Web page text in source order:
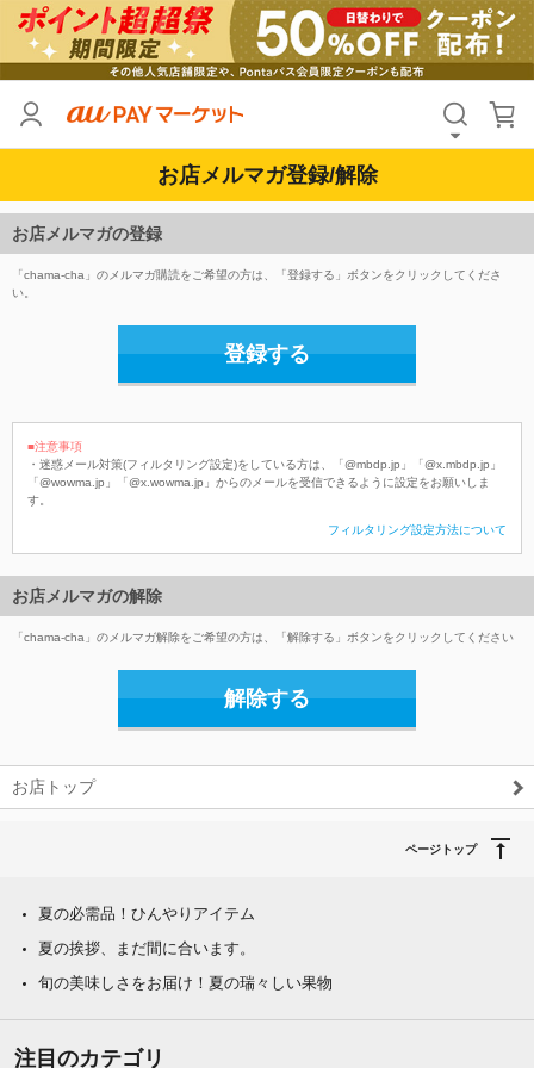
お店メルマガ登録/解除
お店メルマガの登録
「chama-cha」のメルマガ購読をご希望の方は、「登録する」ボタンをクリックしてくださ
い。
登録する
■注意事項
・迷惑メール対策(フィルタリング設定)をしている方は、「@mbdp.jp」「@x.mbdp.jp」
「@wowma.jp」「@x.wowma.jp」からのメールを受信できるように設定をお願いしま
す。
フィルタリング設定方法について
お店メルマガの解除
「chama-cha」のメルマガ解除をご希望の方は、「解除する」ボタンをクリックしてください
解除する
お店トップ
ページトップ
夏の必需品！ひんやりアイテム
夏の挨拶、まだ間に合います。
旬の美味しさをお届け！夏の瑞々しい果物
注目のカテゴリ